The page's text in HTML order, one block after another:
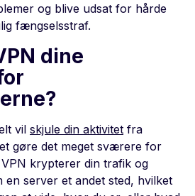
og blive udsat for hårde
fængselsstraf.
dine
vil skjule din aktivitet fra
gøre det meget sværere for
krypterer din trafik og
en server et andet sted, hvilket